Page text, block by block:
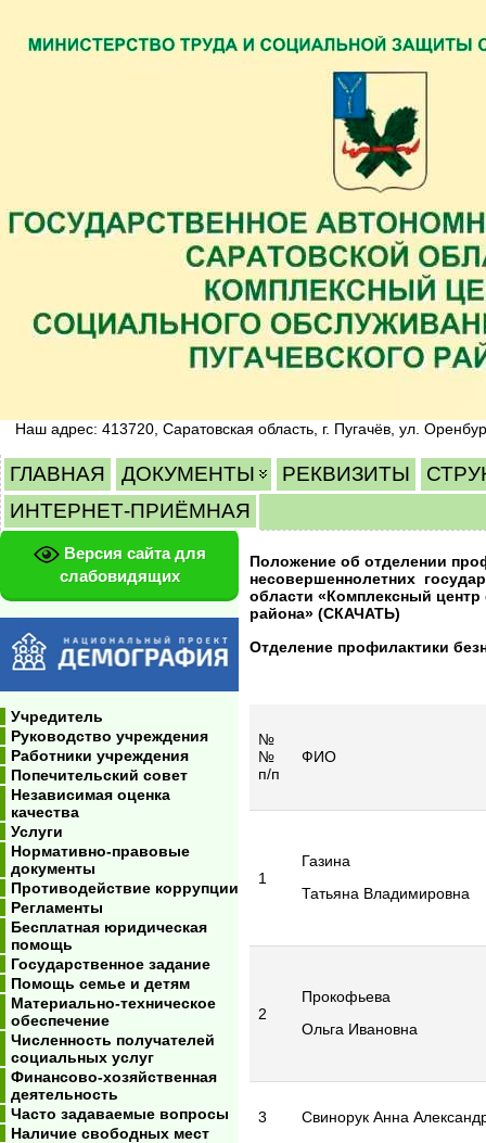
Наш адрес: 413720, Саратовская область, г. Пугачёв, ул.
ГЛАВНАЯ ДОКУМЕНТЫ РЕКВИЗИТЫ
ИНТЕРНЕТ-ПРИЁМНАЯ
Версия сайта для
слабовидящих
Учредитель
Руководство учреждения
Работники учреждения
Попечительский совет
Независимая оценка
качества
Услуги
Нормативно-правовые
документы
Противодействие коррупции
Регламенты
Бесплатная юридическая
помощь
Государственное задание
Помощь семье и детям
Материально-техническое
обеспечение
Численность получателей
социальных услуг
Финансово-хозяйственная
деятельность
Часто задаваемые вопросы
Наличие свободных мест
Положение об отделении
несовершеннолетних
области «Комплексный центр
района» (СКАЧАТЬ)
Отделение профилактики
№
№
п/п
ФИО
1
Газина
Татьяна Владимировна
2
Прокофьева
Ольга Ивановна
3 Свинорук Анна